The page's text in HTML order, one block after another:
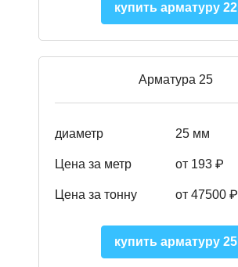
купить арматуру 22
Арматура 25
диаметр 25 мм
Цена за метр от 193 ₽
Цена за тонну от 47500 ₽
купить арматуру 25